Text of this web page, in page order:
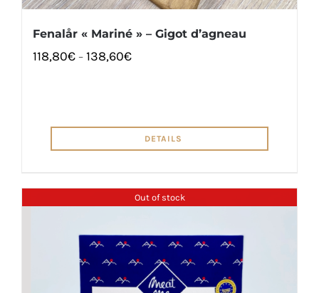
Fenalår « Mariné » – Gigot d’agneau
118,80€ – 138,60€
DETAILS
Out of stock